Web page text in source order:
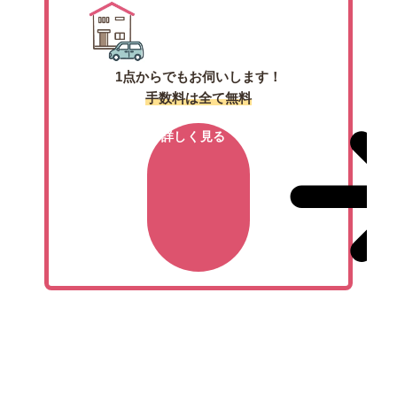
1点からでもお伺いします！
手数料は全て無料
詳しく見る